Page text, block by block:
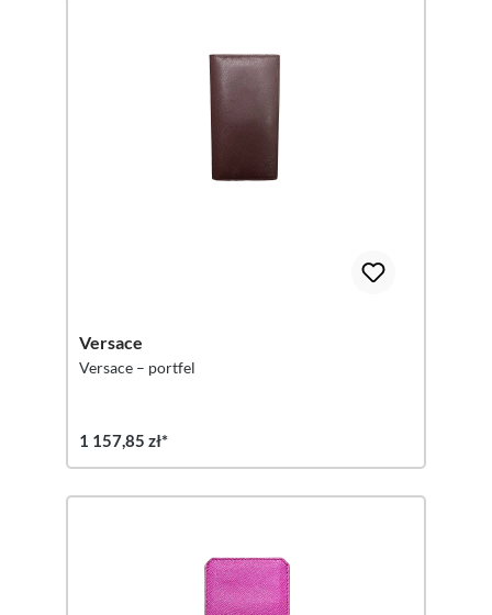
Versace
Versace – portfel
1 157,85 zł*